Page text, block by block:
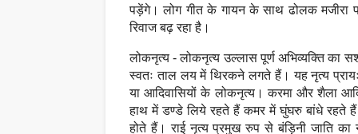
पड़ेंगे। लोग गीत के गायन के साथ ढोलक मजीरा
रिवाज बढ़ रहा है।
लोकनृत्य - लोकनृत्य उल्लास पूर्ण अभिव्यक्ति का
स्वतः ताल लय में थिरकने लगते हैं। यह नृत्य प्रायः
या आदिवासियों के लोकनृत्य। करमा और शैला
हाथ में डण्डे लिये रहते हैं कमर में घुंघरु बांधे रहते
होते हैं। राई नृत्य प्रमुख रुप से बंड़िनी जाति का